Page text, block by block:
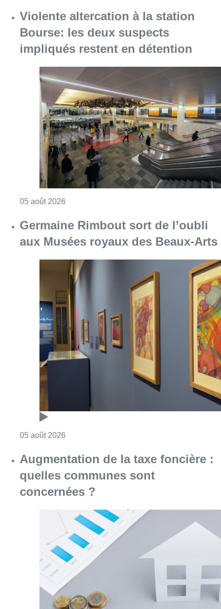
05 août 2026Consulter l'article "Violente altercation à la
Germaine Rimbout sort de l’oubli
aux Musées royaux des Beaux-Arts
05 août 2026Consulter l'article "Germaine Rimbout sort
Augmentation de la taxe foncière :
quelles communes sont
concernées ?
05 août 2026 Consulter l'article "Augmentation de la
Partager l'article
Facebook
TwitterWhatsApp
Share
- 14h41